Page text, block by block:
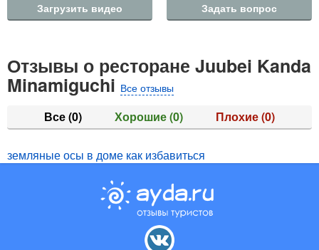
Загрузить видео Задать вопрос
Отзывы о ресторане Juubei Kanda
Minamiguchi Все отзывы
Все(0) Хорошие(0) Плохие(0)
земляные осы в доме как избавиться